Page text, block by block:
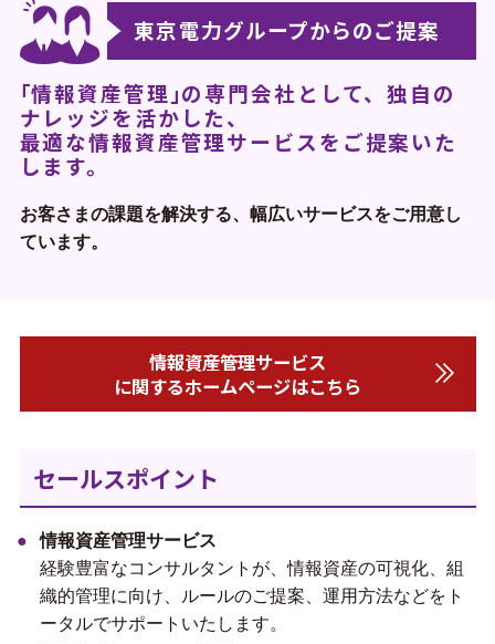
東京電力グループからのご提案
｢情報資産管理｣の専門会社として、独自の
ナレッジを活かした、
最適な情報資産管理サービスをご提案いた
します。
お客さまの課題を解決する、幅広いサービスをご用意し
ています。
情報資産管理サービス
に関するホームページはこちら
セールスポイント
情報資産管理サービス
経験豊富なコンサルタントが、情報資産の可視化、組
織的管理に向け、ルールのご提案、運用方法などをト
ータルでサポートいたします。